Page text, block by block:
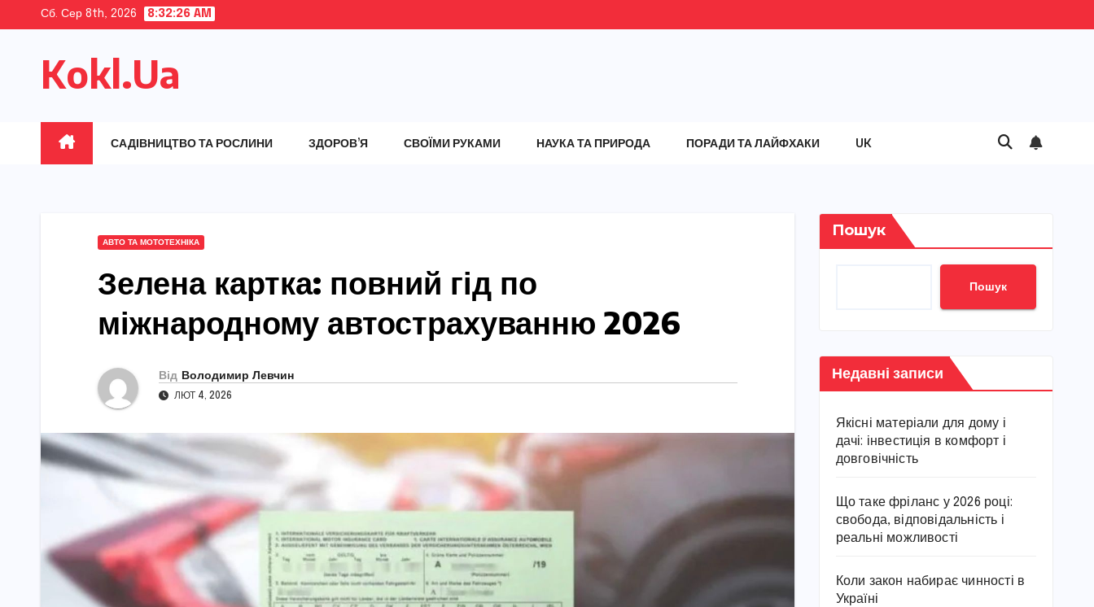
content
Сб. Сер 8th, 2026 8:32:27 AM
Kokl.Ua
САДІВНИЦТВО ТА РОСЛИНИ ЗДОРОВ’Я СВОЇМИ РУКАМИ НАУКА ТА ПРИРОДА ПОРАДИ ТА ЛАЙФХАКИ UK
АВТО ТА МОТОТЕХНІКА
Зелена картка: повний гід по
міжнародному автострахуванню 2026
Від Володимир Левчин
ЛЮТ 4, 2026
Пошук
Пошук
Недавні записи
Якісні матеріали для дому і
дачі: інвестиція в комфорт і
довговічність
Що таке фріланс у 2026 році:
свобода, відповідальність і
реальні можливості
Коли закон набирає чинності в
Україні